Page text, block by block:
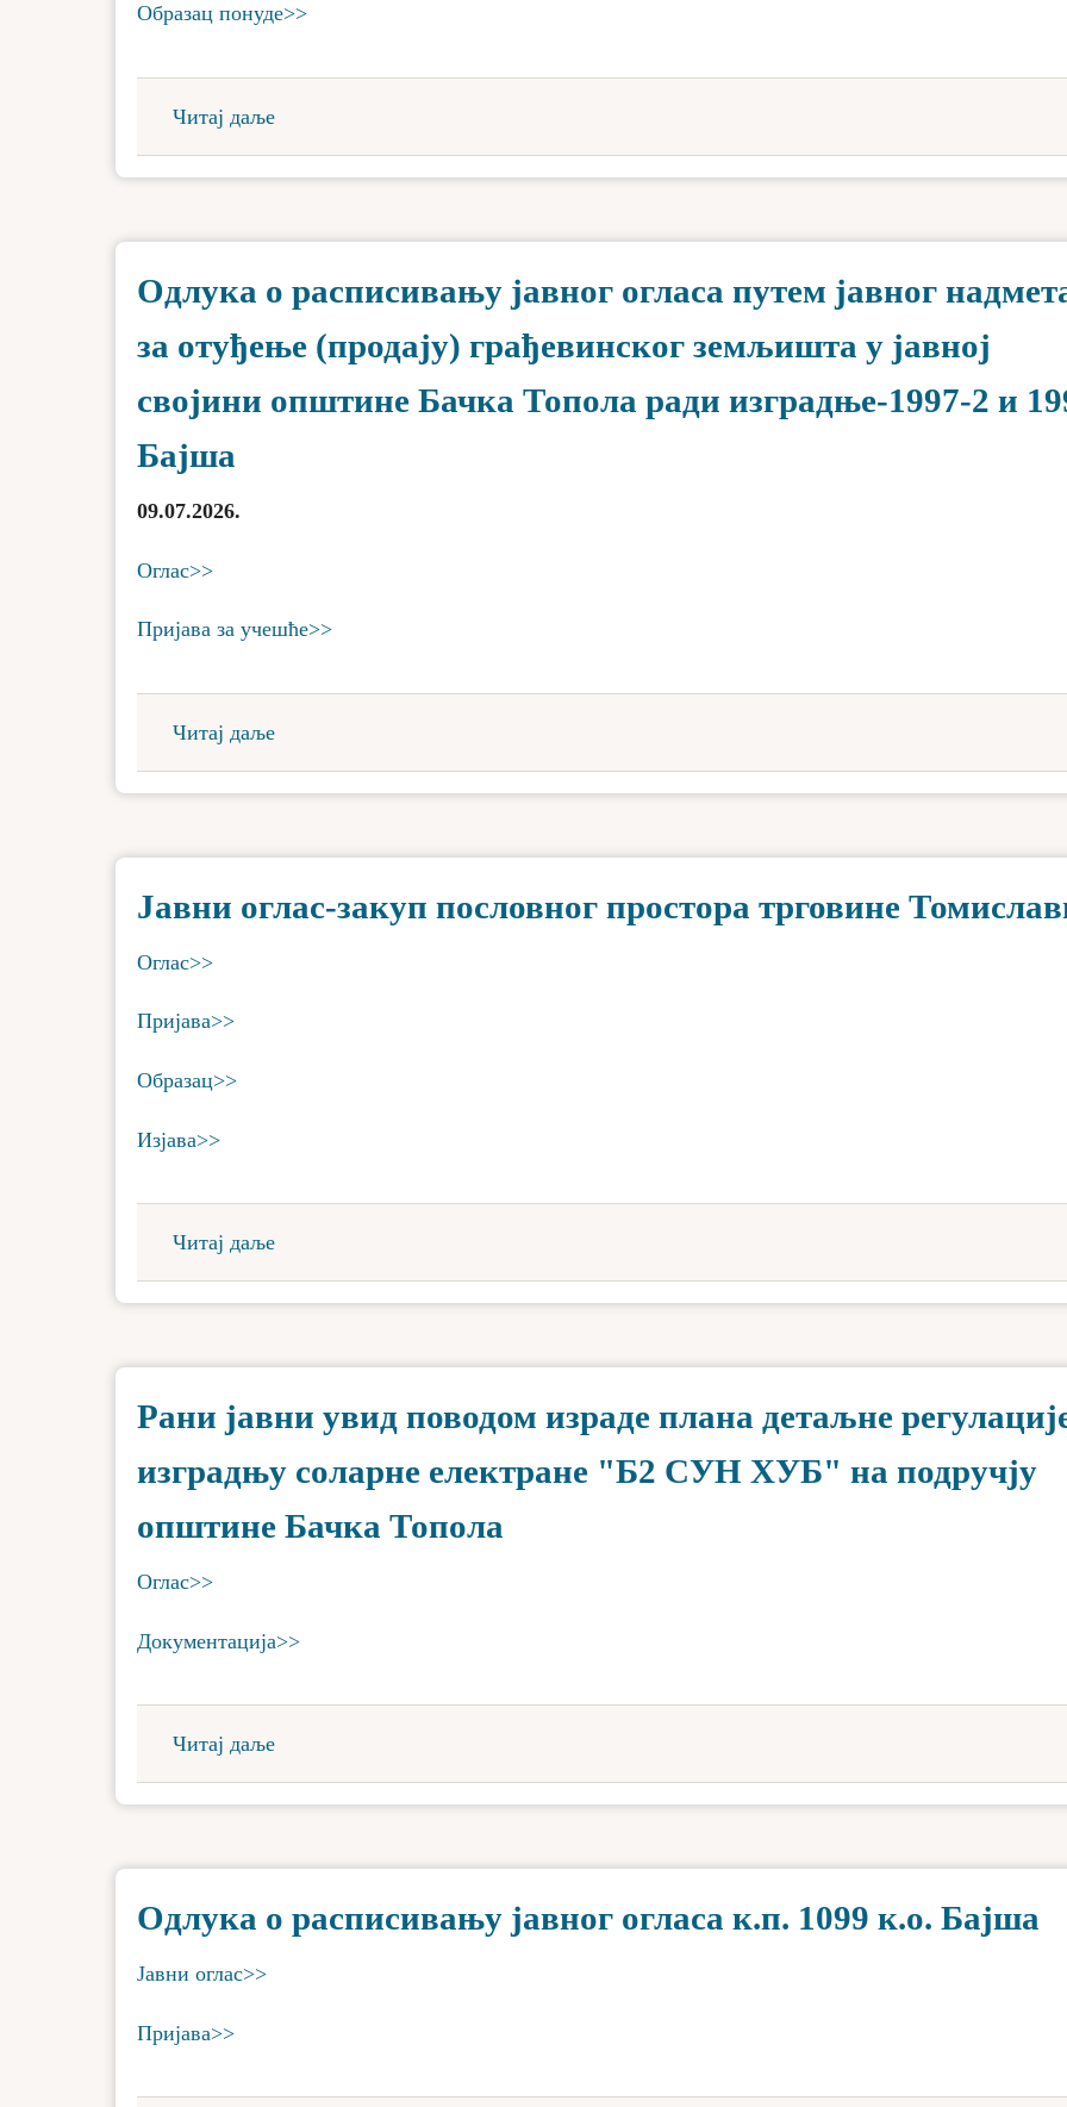
Образац понуде>>
Читај даље
Одлука о расписивању јавног огласа путем јавног
за отуђење (продају) грађевинског земљишта у јавној
својини општине Бачка Топола ради изградње-1997-2 и
Бајша
09.07.2026.
Оглас>>
Пријава за учешће>>
Читај даље
Јавни оглас-закуп пословног простора трговине
Оглас>>
Пријава>>
Образац>>
Изјава>>
Читај даље
Рани јавни увид поводом израде плана детаљне
изградњу соларне електране "Б2 СУН ХУБ" на подручју
општине Бачка Топола
Оглас>>
Документација>>
Читај даље
Одлука о расписивању јавног огласа к.п. 1099 к.о. Бајша
Јавни оглас>>
Пријава>>